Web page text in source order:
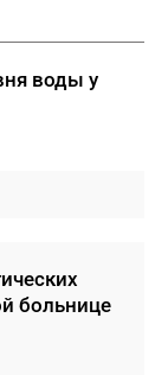
воды у
больнице